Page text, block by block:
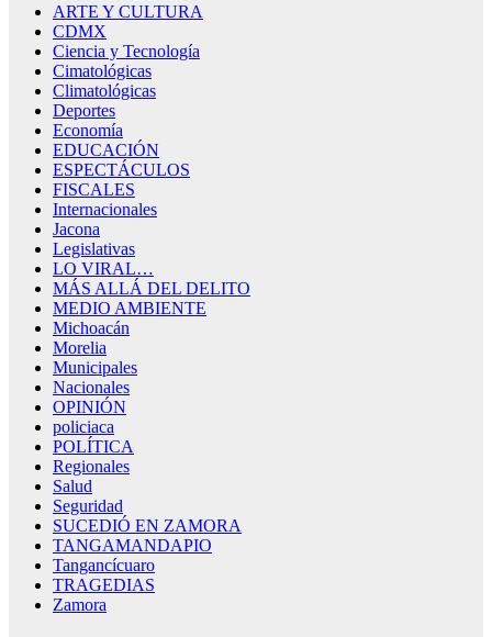
ARTE Y CULTURA
CDMX
Ciencia y Tecnología
Cimatológicas
Climatológicas
Deportes
Economía
EDUCACIÓN
ESPECTÁCULOS
FISCALES
Internacionales
Jacona
Legislativas
LO VIRAL…
MÁS ALLÁ DEL DELITO
MEDIO AMBIENTE
Michoacán
Morelia
Municipales
Nacionales
OPINIÓN
policiaca
POLÍTICA
Regionales
Salud
Seguridad
SUCEDIÓ EN ZAMORA
TANGAMANDAPIO
Tangancícuaro
TRAGEDIAS
Zamora